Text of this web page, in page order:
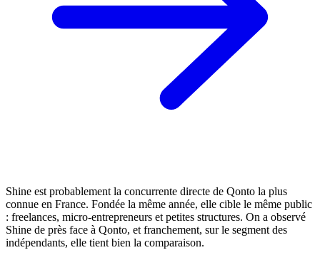
Shine est probablement la concurrente directe de Qonto la plus
connue en France. Fondée la même année, elle cible le même public
: freelances, micro-entrepreneurs et petites structures. On a observé
Shine de près face à Qonto, et franchement, sur le segment des
indépendants, elle tient bien la comparaison.